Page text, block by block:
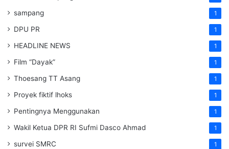
sampang 1
DPU PR 1
HEADLINE NEWS 1
Film “Dayak” 1
Thoesang TT Asang 1
Proyek fiktif lhoks 1
Pentingnya Menggunakan 1
Wakil Ketua DPR RI Sufmi Dasco Ahmad 1
survei SMRC 1